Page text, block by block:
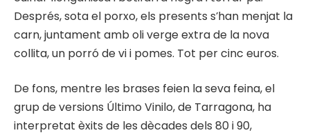
Després, sota el porxo, els presents s’han menjat la
carn, juntament amb oli verge extra de la nova
collita, un porró de vi i pomes. Tot per cinc euros.
De fons, mentre les brases feien la seva feina, el
grup de versions Último Vinilo, de Tarragona, ha
interpretat èxits de les dècades dels 80 i 90,